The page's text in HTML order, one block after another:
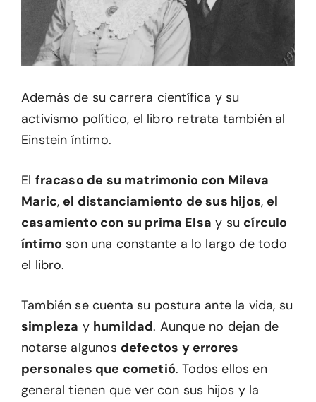
Además de su carrera científica y su
activismo político, el libro retrata también al
Einstein íntimo.
El fracaso de su matrimonio con Mileva
Maric, el distanciamiento de sus hijos, el
casamiento con su prima Elsa y su círculo
íntimo son una constante a lo largo de todo
el libro.
También se cuenta su postura ante la vida, su
simpleza y humildad. Aunque no dejan de
notarse algunos defectos y errores
personales que cometió. Todos ellos en
general tienen que ver con sus hijos y la